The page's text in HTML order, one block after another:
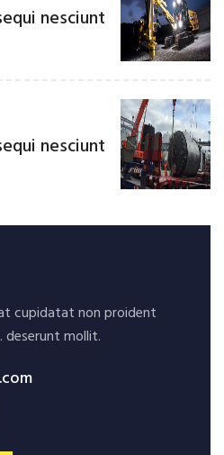
nesciunt
nesciunt
cupidatat non proident
deserunt mollit.